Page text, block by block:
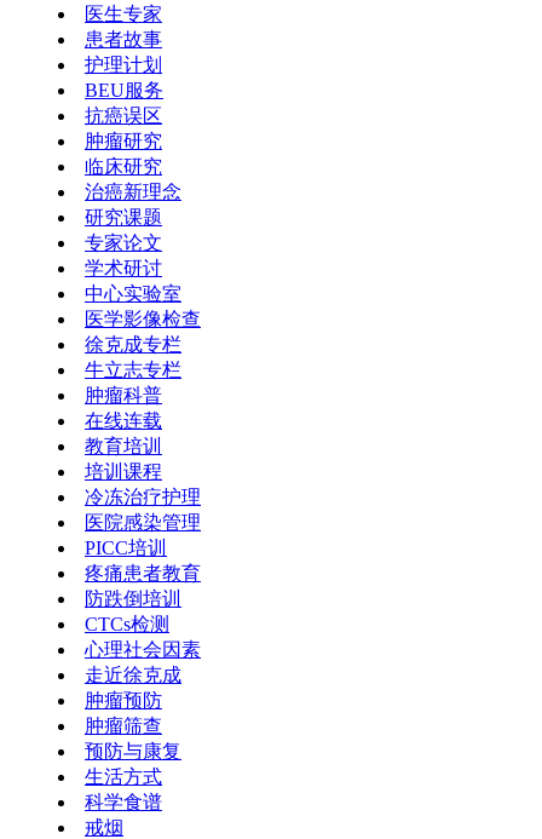
医生专家
患者故事
护理计划
BEU服务
抗癌误区
肿瘤研究
临床研究
治癌新理念
研究课题
专家论文
学术研讨
中心实验室
医学影像检查
徐克成专栏
牛立志专栏
肿瘤科普
在线连载
教育培训
培训课程
冷冻治疗护理
医院感染管理
PICC培训
疼痛患者教育
防跌倒培训
CTCs检测
心理社会因素
走近徐克成
肿瘤预防
肿瘤筛查
预防与康复
生活方式
科学食谱
戒烟